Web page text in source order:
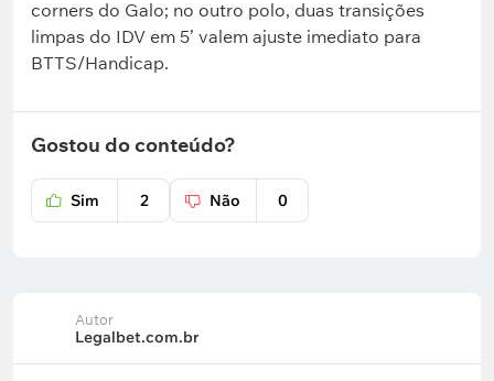
corners do Galo; no outro polo, duas transições
limpas do IDV em 5’ valem ajuste imediato para
BTTS/Handicap.
Gostou do conteúdo?
Sim 2 Não 0
Autor
Legalbet.com.br